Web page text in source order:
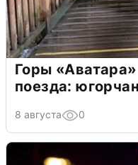
Горы
поезда:
8 августа 0